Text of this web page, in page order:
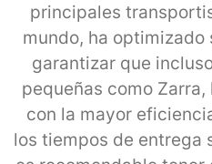
principales
mundo, ha optimizado
garantizar que
pequeñas como
con la mayor
los tiempos de entrega